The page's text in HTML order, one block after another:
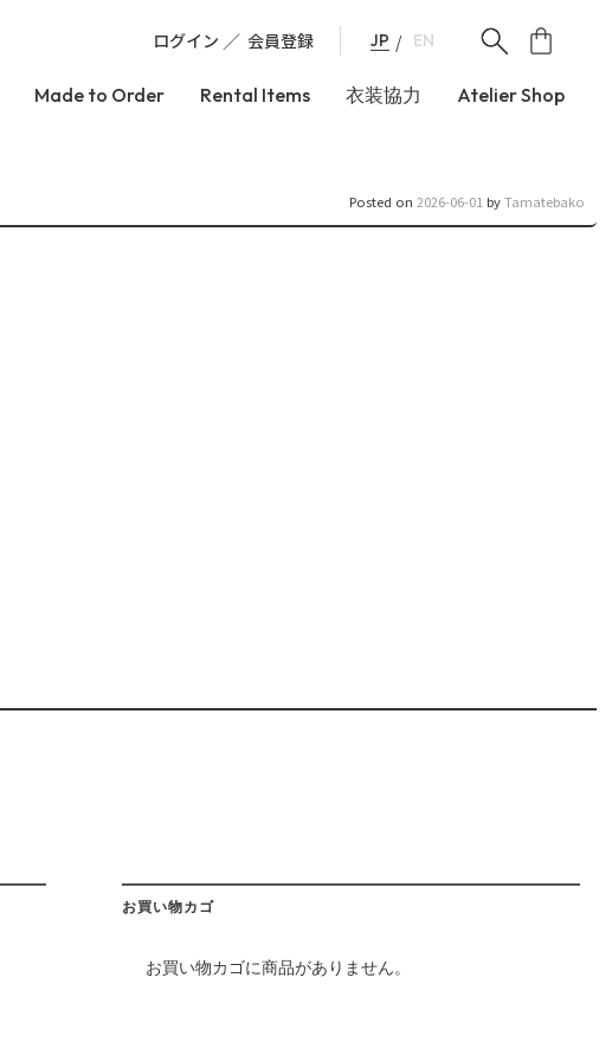
ログイン 会員登録 JP EN
Made to Order Rental Items 衣装協力 Atelier Shop
Posted on 2026-06-01 byTamatebako
お買い物カゴ
お買い物カゴに商品がありません。